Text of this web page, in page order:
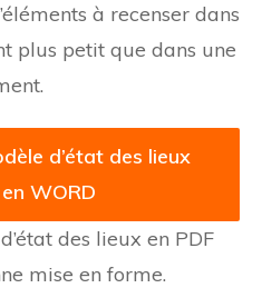
à recenser dans
plus petit que dans une
d’état des lieux
WORD
des lieux en PDF
mise en forme.